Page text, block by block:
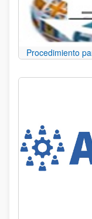
Procedimiento